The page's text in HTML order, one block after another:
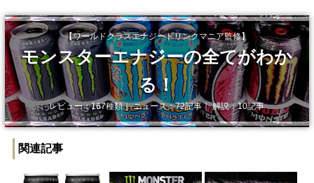
【ワールドクラスエナジードリンクマニア監修】
モンスターエナジーの全てがわか
る！
レビュー：167種類｜ ニュース：72記事｜ 解説：10記事
関連記事